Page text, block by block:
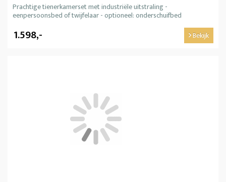
Prachtige tienerkamerset met industriële uitstraling -
eenpersoonsbed of twijfelaar - optioneel: onderschuifbed
1.598,- Bekijk